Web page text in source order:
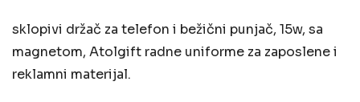
sklopivi držač za telefon i bežični punjač, 15w, sa
magnetom, Atolgift radne uniforme za zaposlene i
reklamni materijal.